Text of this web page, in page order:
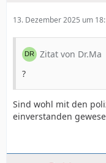
13. Dezember 2025 um
Zitat von Dr.Ma
?
Sind wohl mit den
einverstanden